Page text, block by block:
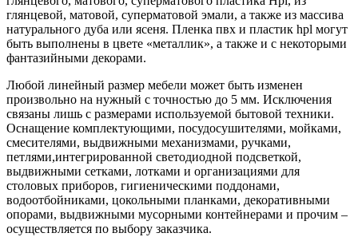
глянцевой, матовой, суперматовой эмали, а также из массива
натурального дуба или ясеня. Пленка пвх и пластик hpl могут
быть выполнены в цвете «металлик», а также и с некоторыми
фантазийными декорами.
Любой линейный размер мебели может быть изменен
произвольно на нужный с точностью до 5 мм. Исключения
связаны лишь с размерами используемой бытовой техники.
Оснащение комплектующими, посудосушителями, мойками,
смесителями, выдвижными механизмами, ручками,
петлями,интегрированной светодиодной подсветкой,
выдвижными сетками, лотками и организациями для
столовых приборов, гигиеническими поддонами,
водоотбойниками, цокольными планками, декоративными
опорами, выдвижными мусорными контейнерами и прочим –
осуществляется по выбору заказчика.